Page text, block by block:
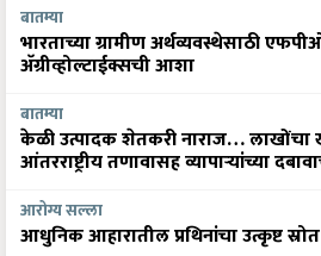
बातम्या
भारताच्या ग्रामीण अर्थव्यवस्थेसाठी
अ‍ॅग्रीव्होल्टाईक्सची आशा
बातम्या
केळी उत्पादक शेतकरी नाराज… लाखोंचा
आंतरराष्ट्रीय तणावासह व्यापाऱ्यांच्या
आरोग्य सल्ला
आधुनिक आहारातील प्रथिनांचा उत्कृष्ट